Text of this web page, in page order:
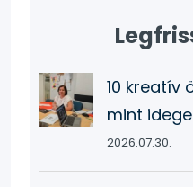
10 kreatív
mint
2026.07.30.